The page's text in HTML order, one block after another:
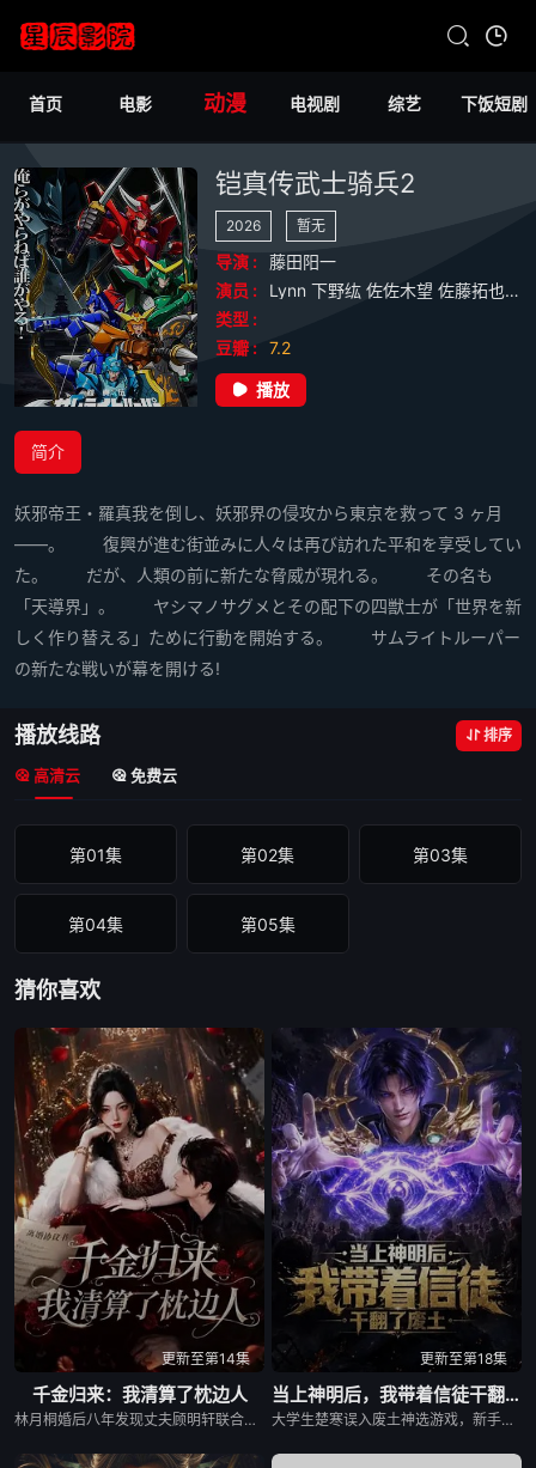
首页 电影 动漫 电视剧 综艺 下饭短剧
铠真传武士骑兵2
2026 暂无
导演 :
藤田阳一
演员 :
Lynn 下野纮 佐佐木望 佐藤拓也 前
类型 :
豆瓣 :
7.2
播放
简介
妖邪帝王・羅真我を倒し、妖邪界の侵攻から東京を救って 3 ヶ月
――。 復興が進む街並みに人々は再び訪れた平和を享受してい
た。 だが、人類の前に新たな脅威が現れる。 その名も
「天導界」。 ヤシマノサグメとその配下の四獣士が「世界を新
しく作り替える」ために行動を開始する。 サムライトルーパー
の新たな戦いが幕を開ける!
播放线路 排序
高清云 免费云
第01集 第02集 第03集
第04集 第05集
猜你喜欢
更新至第14集
千金归来：我清算了枕边人
林月桐婚后八年发现丈夫顾明轩联合情人苏婉、婆家图谋自家百亿林氏集团，甚至下药谋害她与外公。她结识受尽原生家庭拖累的苏洛，二人结成同盟步步反击，粉碎顾明轩夺权阴谋。案件牵扯京圈阎氏跨国洗钱黑幕，苏洛隐藏的叶家嫡长孙身世浮出，假少爷叶辰接连布局加害。林月桐与苏洛联手周旋资本博弈、连环暗算，收集完整罪证，最终扳倒阎景渊、叶辰一众反派，稳固林氏与叶氏产业，完成双向救赎。
更新至第18集
当上神明后，我带着信徒干翻了废土
大学生楚寒误入废土神选游戏，新手保护期即将结束，他急中生智假扮神明“太初之主”蒙混过关。凭借推理之眼解析万物，他借众神之力白嫖资源、智斗敌人，从破败礼拜堂起家，逐步收编信徒、打造浮空要塞。随着“众神养。